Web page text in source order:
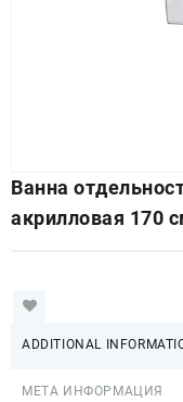
Ванна
акрилловая 170
ADDITIONAL
МЕТА ИНФОРМАЦИЯ